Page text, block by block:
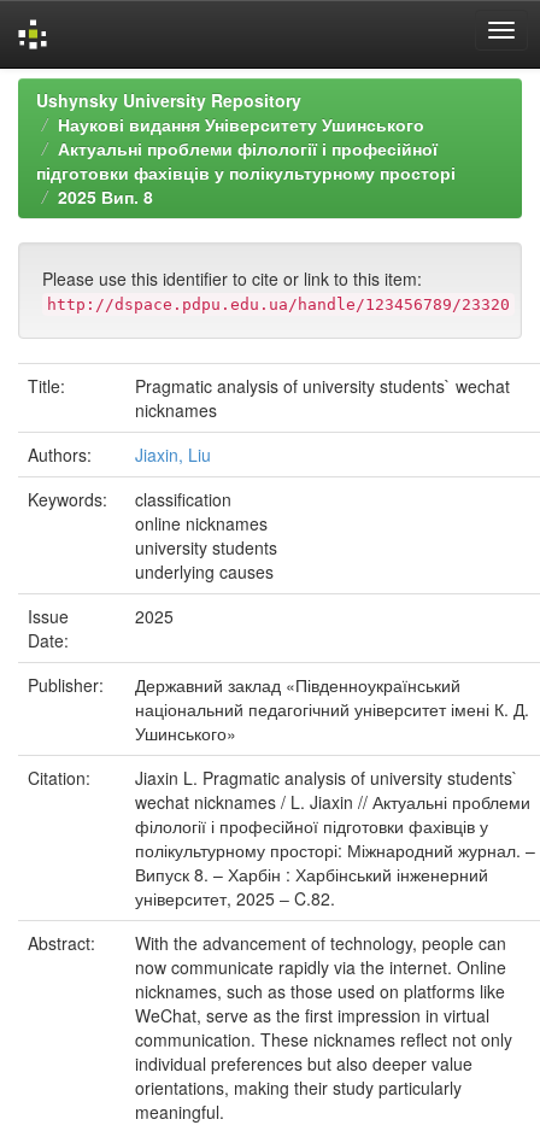
Skip
navigation
Ushynsky University Repository
Наукові видання Університету Ушинського
Актуальні проблеми філології і професійної
підготовки фахівців у полікультурному просторі
2025 Вип. 8
Please use this identifier to cite or link to this item:
http://dspace.pdpu.edu.ua/handle/123456789/23320
Title:
Pragmatic analysis of university students` wechat
nicknames
Authors:
Jiaxin, Liu
Keywords:
classification
online nicknames
university students
underlying causes
Issue
Date:
2025
Publisher:
Державний заклад «Південноукраїнський
національний педагогічний університет імені К. Д.
Ушинського»
Citation:
Jiaxin L. Pragmatic analysis of university students`
wechat nicknames / L. Jiaxin // Актуальні проблеми
філології і професійної підготовки фахівців у
полікультурному просторі: Міжнародний журнал. –
Випуск 8. – Харбін : Харбінський інженерний
університет, 2025 ‒ C.82.
Abstract:
With the advancement of technology, people can
now communicate rapidly via the internet. Online
nicknames, such as those used on platforms like
WeChat, serve as the first impression in virtual
communication. These nicknames reflect not only
individual preferences but also deeper value
orientations, making their study particularly
meaningful.